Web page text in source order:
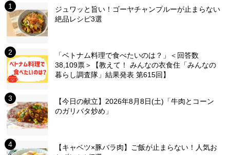
ジュワッと旨い！ゴーヤチャンプルーが止まらない
絶品レシピ3選
「ベトナム料理で食べたいのは？」＜回答数
38,109票＞【教えて！ みんなの衣食住「みんなの
暮らし調査隊」結果発表 第615回】
【今日の献立】2026年8月8日(土)「牛肉とコーン
のガリバタ炒め」
【キャベツ×豚バラ肉】ご飯が止まらない！人気お